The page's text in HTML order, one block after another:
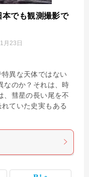
でも観測撮影で
月23日
異な天体ではない
なのか？それは、時
、彗星の長い尾を不
ていた史実もある